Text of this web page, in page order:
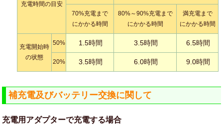
充電時間の目安
70%充電まで
にかかる時間
80%～90%充電まで
にかかる時間
満充電まで
にかかる時間
充電開始時
の状態
50% 1.5時間 3.5時間 6.5時間
20% 3.5時間 6.0時間 9.0時間
補充電及びバッテリー交換に関して
充電用アダプターで充電する場合